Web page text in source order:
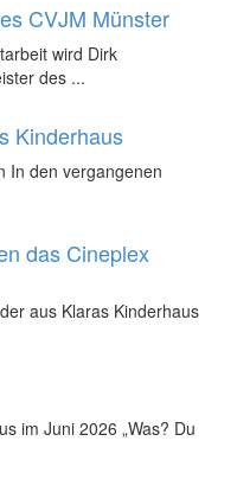
CVJM Münster
wird Dirk
des ...
Kinderhaus
In den vergangenen
das Cineplex
aus Klaras Kinderhaus
im Juni 2026 „Was? Du